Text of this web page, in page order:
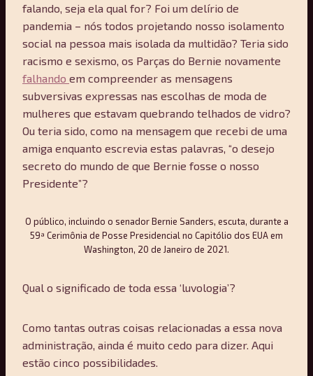
falando, seja ela qual for? Foi um delírio de
pandemia – nós todos projetando nosso isolamento
social na pessoa mais isolada da multidão? Teria sido
racismo e sexismo, os Parças do Bernie novamente
falhando em compreender as mensagens
subversivas expressas nas escolhas de moda de
mulheres que estavam quebrando telhados de vidro?
Ou teria sido, como na mensagem que recebi de uma
amiga enquanto escrevia estas palavras, “o desejo
secreto do mundo de que Bernie fosse o nosso
Presidente”?
O público, incluindo o senador Bernie Sanders, escuta, durante a
59ª Cerimônia de Posse Presidencial no Capitólio dos EUA em
Washington, 20 de Janeiro de 2021.
Qual o significado de toda essa ‘luvologia’?
Como tantas outras coisas relacionadas a essa nova
administração, ainda é muito cedo para dizer. Aqui
estão cinco possibilidades.